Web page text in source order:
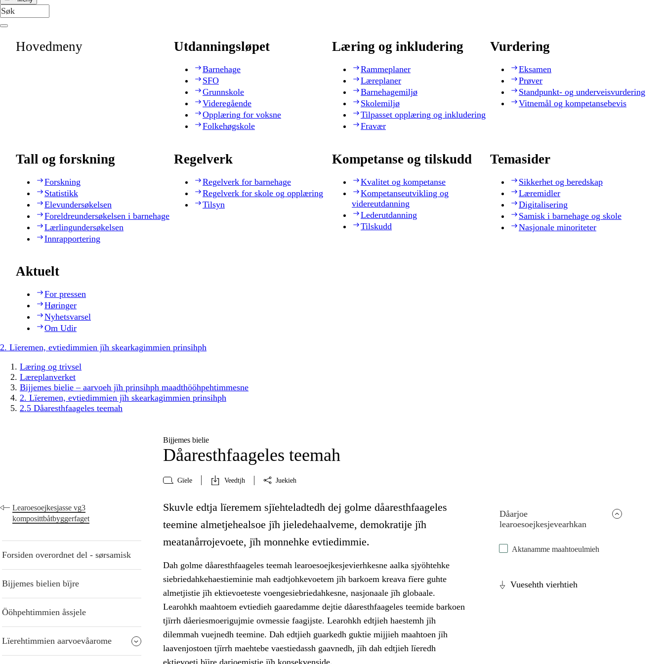
Hovedmeny Utdanningsløpet
Barnehage
SFO
Grunnskole
Videregående
Opplæring for voksne
Folkehøgskole
Læring og inkludering
Rammeplaner
Læreplaner
Barnehagemiljø
Skolemiljø
Tilpasset opplæring og inkludering
Fravær
Vurdering
Eksamen
Prøver
Standpunkt- og underveisvurdering
Vitnemål og kompetansebevis
Tall og forskning
Forskning
Statistikk
Elevundersøkelsen
Foreldreundersøkelsen i barnehage
Lærlingundersøkelsen
Innrapportering
Regelverk
Regelverk for barnehage
Regelverk for skole og opplæring
Tilsyn
Kompetanse og tilskudd
Kvalitet og kompetanse
Kompetanseutvikling og
videreutdanning
Lederutdanning
Tilskudd
Temasider
Sikkerhet og beredskap
Læremidler
Digitalisering
Samisk i barnehage og skole
Nasjonale minoriteter
Aktuelt
For pressen
Høringer
Nyhetsvarsel
Om Udir
2. Lïeremen, evtiedimmien jïh skearkagimmien prinsihph
Læring og trivsel
Læreplanverket
Bijjemes bielie – aarvoeh jïh prinsihph maadthööhpehtimmesne
2. Lïeremen, evtiedimmien jïh skearkagimmien prinsihph
2.5 Dåaresthfaageles teemah
Bijjemes bielie
Dåaresthfaageles teemah
Gïele Veedtjh Juekieh
Learoesoejkesjasse vg3
komposittbåtbyggerfaget
Forsiden overordnet del - sørsamisk
Bijjemes bielien bïjre
Ööhpehtimmien åssjele
Lïerehtimmien aarvoevåarome
Dåarjoe
learoesoejkesjevearhkan
Aktanamme maahtoeulmieh
Vuesehth vierhtieh
Skuvle edtja lïeremem sjïehteladtedh dej golme dåaresthfaageles
teemine almetjehealsoe jïh jieledehaalveme, demokratije jïh
meatanårrojevoete, jïh monnehke evtiedimmie.
Dah golme dåaresthfaageles teemah learoesoejkesjevierhkesne aalka sjyöhtehke
siebriedahkehaestieminie mah eadtjohkevoetem jïh barkoem kreava fïere guhte
almetjistie jïh ektievoeteste voengesiebriedahkesne, nasjonaale jïh globaale.
Learohkh maahtoem evtiedieh gaaredamme dejtie dåaresthfaageles teemide barkoen
tjïrrh dåeriesmoerigujmie ovmessie faagijste. Learohkh edtjieh haestemh jïh
dilemmah vuejnedh teemine. Dah edtjieh guarkedh guktie mijjieh maahtoen jïh
laavenjostoen tjïrrh maehtebe vaestiedassh gaavnedh, jïh dah edtjieh lïeredh